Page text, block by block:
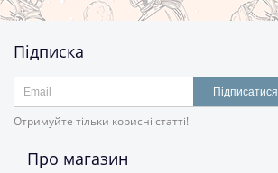
Підписка
Підписатися
Отримуйте тільки корисні статті!
Про магазин